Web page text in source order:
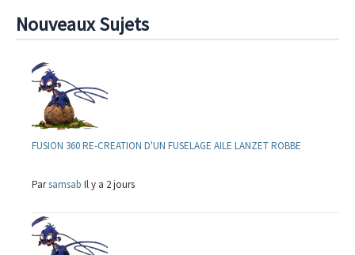
Nouveaux Sujets
FUSION 360 RE-CREATION D'UN FUSELAGE AILE LANZET ROBBE
Parsamsab Il y a 2 jours